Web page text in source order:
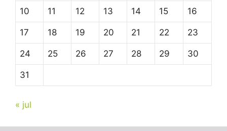
10 11 12 13 14 15 16
17 18 19 20 21 22 23
24 25 26 27 28 29 30
31
« jul